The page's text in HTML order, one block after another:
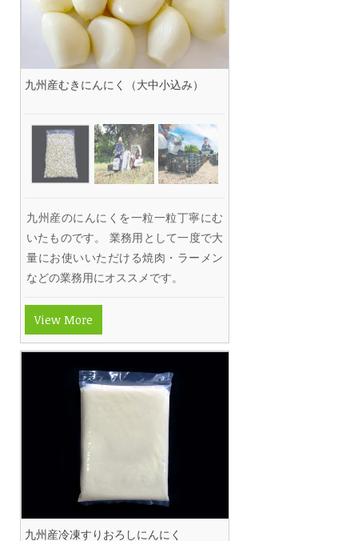
九州産むきにんにく（大中小込み）
九州産のにんにくを一粒一粒丁寧にむ
いたものです。 業務用として一度で大
量にお使いいただける焼肉・ラーメン
などの業務用にオススメです。
View More
九州産冷凍すりおろしにんにく